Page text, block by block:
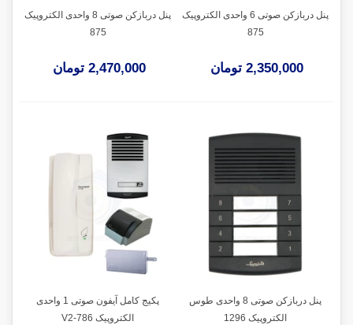
پنل دربازکن صوتی 6 واحدی الکتروپیک
875
2,350,000 تومان
پنل دربازکن صوتی 8 واحدی الکتروپیک
875
2,470,000 تومان
پنل دربازکن صوتی 8 واحدی طوس
الکتروپیک 1296
پکیج کامل آیفون صوتی 1 واحدی
الکتروپیک V2-786